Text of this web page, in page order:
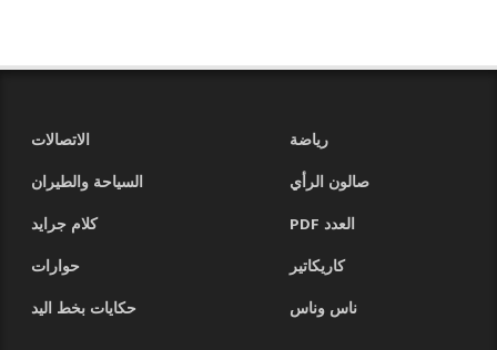
رياضة
الاتصالات
صالون الرأي
السياحة والطيران
العدد PDF
كلام جرايد
كاريكاتير
حوارات
ناس وناس
حكايات بخط اليد